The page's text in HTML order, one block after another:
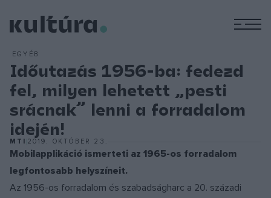
EGYÉB
Időutazás 1956-ba: fedezd
fel, milyen lehetett „pesti
srácnak” lenni a forradalom
idején!
MTI 2019. OKTÓBER 23.
Mobilapplikáció ismerteti az 1965-os forradalom
legfontosabb helyszíneit.
Az 1956-os forradalom és szabadságharc a 20. századi